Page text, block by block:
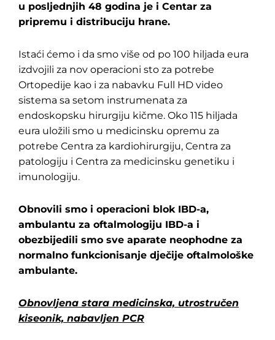
u posljednjih 48 godina je i Centar za
pripremu i distribuciju hrane.
Istaći ćemo i da smo više od po 100 hiljada eura
izdvojili za nov operacioni sto za potrebe
Ortopedije kao i za nabavku Full HD video
sistema sa setom instrumenata za
endoskopsku hirurgiju kičme. Oko 115 hiljada
eura uložili smo u medicinsku opremu za
potrebe Centra za kardiohirurgiju, Centra za
patologiju i Centra za medicinsku genetiku i
imunologiju.
Obnovili smo i operacioni blok IBD-a,
ambulantu za oftalmologiju IBD-a i
obezbijedili smo sve aparate neophodne za
normalno funkcionisanje dječije oftalmološke
ambulante.
Obnovljena stara medicinska, utrostručen
kiseonik, nabavljen PCR